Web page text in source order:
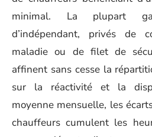
minimal. La plupart
d’indépendant, privés de
maladie ou de filet de
affinent sans cesse la
sur la réactivité et la
moyenne mensuelle, les
chauffeurs cumulent les